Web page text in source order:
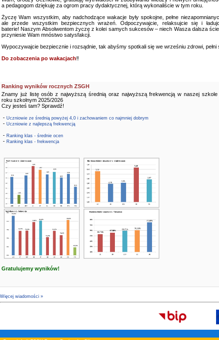
a pedagogom dziękuję za ogrom pracy dydaktycznej, którą wykonaliście w tym roku.
Życzę Wam wszystkim, aby nadchodzące wakacje były spokojne, pełne
ale przede wszystkim bezpiecznych wrażeń. Odpoczywajcie, relaksujcie się i
baterie! Naszym Absolwentom życzę z kolei samych sukcesów – niech Wasza dalsza
przyniesie Wam mnóstwo satysfakcji.
Wypoczywajcie bezpiecznie i rozsądnie, tak abyśmy spotkali się we wrześniu zdrowi, pełni
Do zobaczenia po wakacjach‼️
Ranking wyników rocznych ZSGH
Znamy już listę osób z najwyższą średnią oraz najwyższą frekwencją w naszej szkole
roku szkolnym 2025/2026
Czy jesteś tam? Sprawdź!
- Uczniowie ze średnią powyżej 4,0 i zachowaniem co najmniej dobrym
- Uczniowie z najlepszą frekwencją
- Ranking klas - średnie ocen
- Ranking klas - frekwencja
Gratulujemy wyników!
Więcej wiadomości »